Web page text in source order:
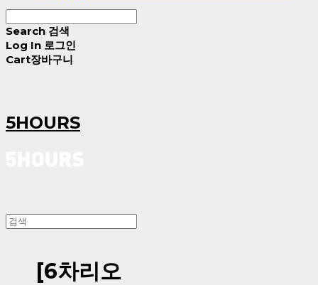
Search 검색
Log In 로그인
Cart장바구니
5HOURS
[6차리오